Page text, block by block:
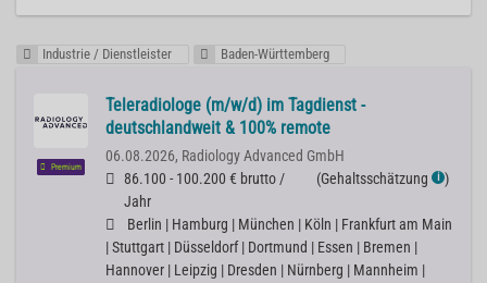
Industrie / Dienstleister Baden-Württemberg
Premium
Teleradiologe (m/w/d) im Tagdienst -
deutschlandweit & 100% remote
06.08.2026, Radiology Advanced GmbH
86.100 - 100.200 € brutto /
Jahr
(Gehaltsschätzung ℹ )
Berlin | Hamburg | München | Köln | Frankfurt am Main
| Stuttgart | Düsseldorf | Dortmund | Essen | Bremen |
Hannover | Leipzig | Dresden | Nürnberg | Mannheim |